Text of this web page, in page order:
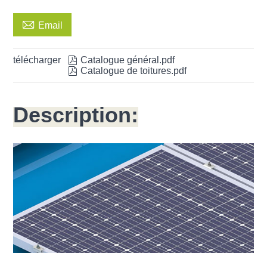
 Email
télécharger  Catalogue général.pdf
 Catalogue de toitures.pdf
Description: